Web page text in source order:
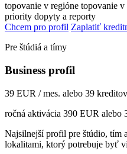
topovanie v regióne topovanie v
priority dopyty a reporty
Chcem pro profil Zaplatiť
Pre štúdiá a tímy
Business profil
39 EUR / mes. alebo 39 kreditov
ročná aktivácia 390 EUR alebo
Najsilnejší profil pre štúdio, tím
lokalitami, ktorý potrebuje byť